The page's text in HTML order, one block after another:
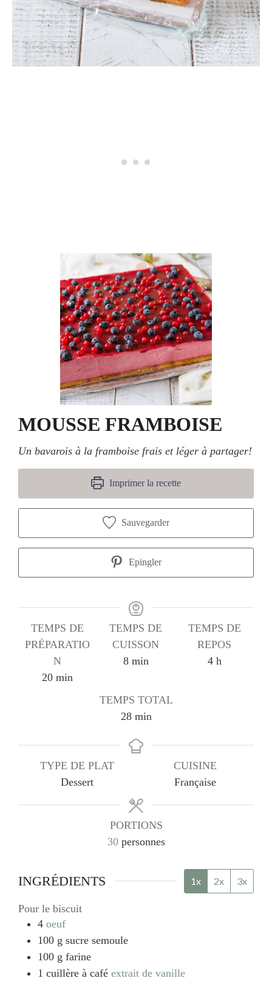
MOUSSE FRAMBOISE
Un bavarois à la framboise frais et léger à partager!
Imprimer la recette
Sauvegarder
Epingler
TEMPS DE
PRÉPARATIO
N
20minutes
min
TEMPS DE
CUISSON
8minutes
min
TEMPS DE
REPOS
4heures
h
TEMPS TOTAL
28minutes
min
TYPE DE PLAT
Dessert
CUISINE
Française
PORTIONS
30 personnes
INGRÉDIENTS 1x 2x 3x
Pour le biscuit
4 oeuf
100 g sucre semoule
100 g farine
1 cuillère à café extrait de vanille